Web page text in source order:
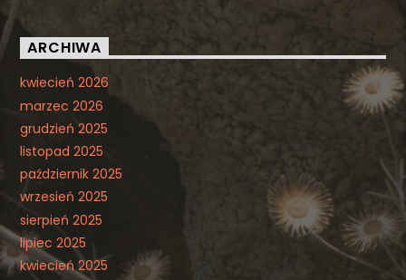
ARCHIWA
kwiecień 2026
marzec 2026
grudzień 2025
listopad 2025
październik 2025
wrzesień 2025
sierpień 2025
lipiec 2025
kwiecień 2025